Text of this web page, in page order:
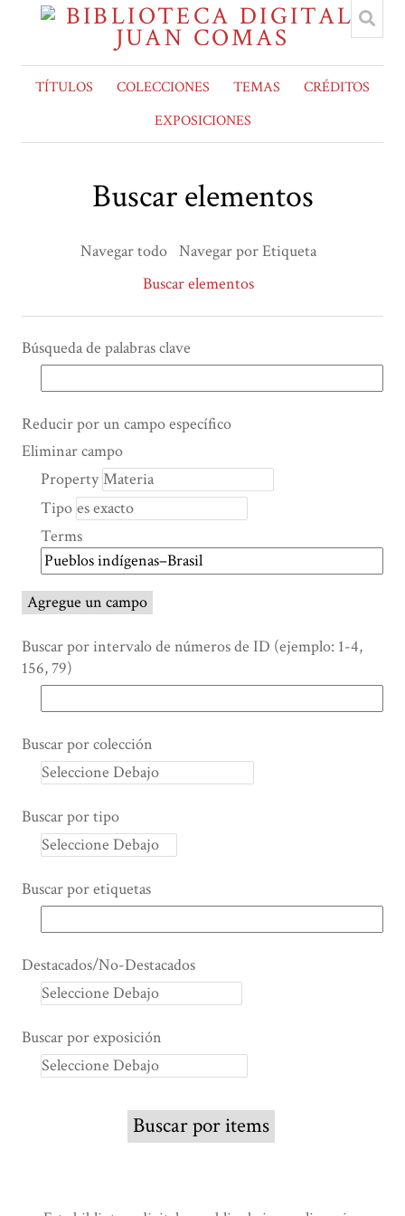
TÍTULOS COLECCIONES TEMAS
CRÉDITOS
EXPOSICIONES
Buscar elementos
Navegar todo Navegar por Etiqueta
Buscar elementos
Búsqueda de palabras clave
Number
rows
"Reducir
por
campo
específico":
1
Reducir por un campo específico
Search Property
Tipo de búsqueda
Términos de búsqueda
Ensamblador de Búsqueda
Eliminar campo
Property
Tipo
Terms
Agregue un campo
Buscar por intervalo de números de ID (ejemplo: 1-4,
156, 79)
Buscar por colección
Buscar por tipo
Buscar por etiquetas
Destacados/No-Destacados
Buscar por exposición